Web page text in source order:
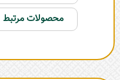
محصولات مرتبط